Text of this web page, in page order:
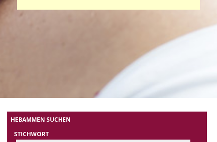
HEBAMMEN SUCHEN
STICHWORT